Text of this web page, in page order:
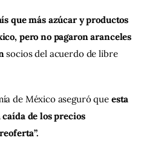
que más azúcar y productos
pero no pagaron aranceles
socios del acuerdo de libre
de México aseguró que esta
de los precios